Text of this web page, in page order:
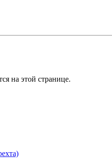
на этой странице.